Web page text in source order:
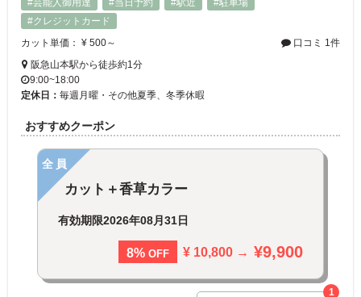
#芸能人御用達
#当日予約 #駅近
#駐車場
#クレジットカード
カット単価： ¥ 500～
口コミ 1件
阪急山本駅から徒歩約1分
9:00~18:00
定休日： 毎週月曜・その他夏季、冬季休暇
おすすめクーポン
全員
カット＋香草カラー
有効期限2026年08月31日
8% OFF ¥ 10,800 → ¥9,900
1